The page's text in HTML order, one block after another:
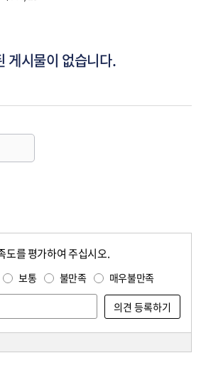
게시물이 없습니다.
도를 평가하여 주십시오.
보통 불만족 매우불만족